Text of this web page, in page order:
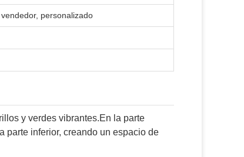
personalizado
y verdes vibrantes.En la parte
parte inferior, creando un espacio de